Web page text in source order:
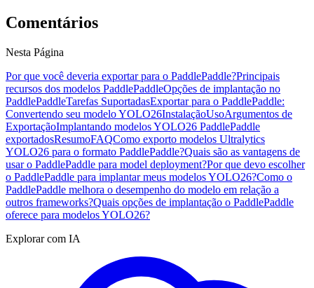
Comentários
Nesta Página
Por que você deveria exportar para o PaddlePaddle?Principais
recursos dos modelos PaddlePaddleOpções de implantação no
PaddlePaddleTarefas SuportadasExportar para o PaddlePaddle:
Convertendo seu modelo YOLO26InstalaçãoUsoArgumentos de
ExportaçãoImplantando modelos YOLO26 PaddlePaddle
exportadosResumoFAQComo exporto modelos Ultralytics
YOLO26 para o formato PaddlePaddle?Quais são as vantagens de
usar o PaddlePaddle para model deployment?Por que devo escolher
o PaddlePaddle para implantar meus modelos YOLO26?Como o
PaddlePaddle melhora o desempenho do modelo em relação a
outros frameworks?Quais opções de implantação o PaddlePaddle
oferece para modelos YOLO26?
Explorar com IA